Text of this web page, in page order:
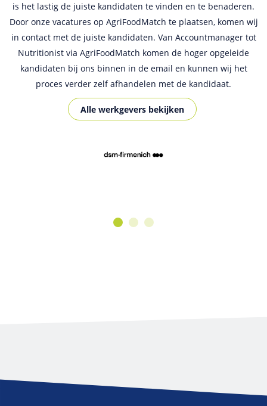
is het lastig de juiste kandidaten te vinden en te benaderen.
Door onze vacatures op AgriFoodMatch te plaatsen, komen wij
in contact met de juiste kandidaten. Van Accountmanager tot
Nutritionist via AgriFoodMatch komen de hoger opgeleide
kandidaten bij ons binnen in de email en kunnen wij het
proces verder zelf afhandelen met de kandidaat.
Alle werkgevers bekijken
plaatsen van onze vacatures in Nederland en België. We
ontvangen erg veel kwalitatief goede kandidaten via deze
website. AgriFoodMatch is een overzichtelijk en
gebruiksvriendelijke site waarmee we een breed netwerk van
hoogopgeleide kandidaten in de Food en Agri sector kunnen
bereiken!
Alle werkgevers bekijken